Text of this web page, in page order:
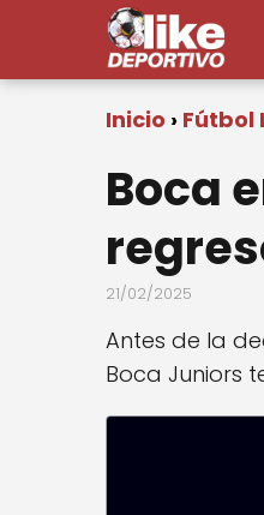
Inicio Fútbol
Boca
21/02/2025
Antes de la
Boca Juniors